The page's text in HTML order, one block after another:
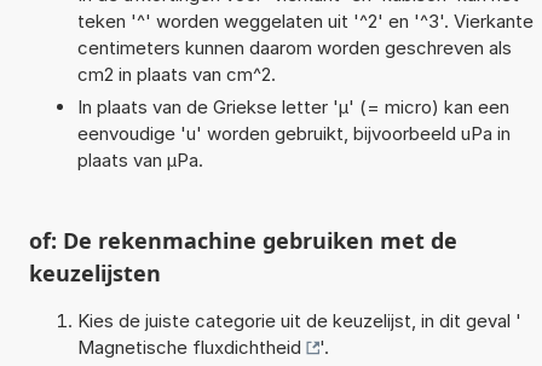
teken '^' worden weggelaten uit '^2' en '^3'. Vierkante
centimeters kunnen daarom worden geschreven als
cm2 in plaats van cm^2.
In plaats van de Griekse letter 'µ' (= micro) kan een
eenvoudige 'u' worden gebruikt, bijvoorbeeld uPa in
plaats van µPa.
of: De rekenmachine gebruiken met de
keuzelijsten
Kies de juiste categorie uit de keuzelijst, in dit geval '
Magnetische fluxdichtheid
'.